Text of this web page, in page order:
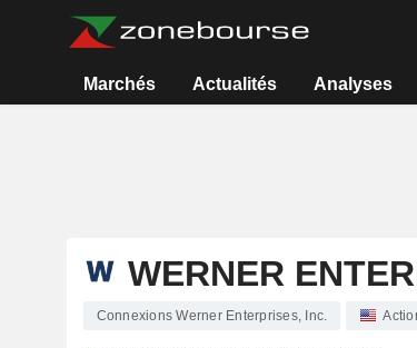
Marchés Actualités Analyses
WERNER
Connexions Werner Enterprises, Inc.